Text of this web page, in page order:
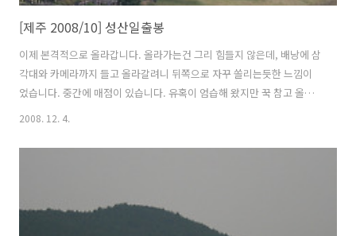
[제주 2008/10] 성산일출봉
이제 본격적으로 올라갑니다. 올라가는건 그리 힘들지 않은데, 배낭에 삼
각대와 카메라까지 들고 올라갈려니 뒤쪽으로 자꾸 쏠리는듯한 느낌이
었습니다. 중간에 매점이 있습니다. 유혹이 엄습해 왔지만 꾹 참고 올라
갔습니다. 돌계단이 계속 이어집니다. 제주도가 화산섬이라 돌도 구멍이
씨는 정말 최악이었습니다. 바람도 많이 불고 올라가면 올라갈수록 계단
ㅡ; 이건 뭐 날씨도 좋지 않고, 안개만 자욱하게 끼고 최악이었습니다. 내
려오는 길에 아까 봤던 매점에서 음료수를 마시고 아주머니와 30여분 대
2008. 12. 4.